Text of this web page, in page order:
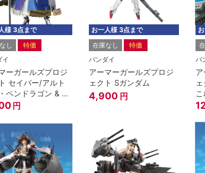
様 3点まで
し
特価
イ
ーガールズプロジ
セイバー/アルト
ペンドラゴン & 変
「約束された勝利
リバ ー）
円
お一人様 3点まで
在庫なし
特価
バンダイ
アーマーガールズプロジ
ェクト Sガンダム
4,900 円
バ